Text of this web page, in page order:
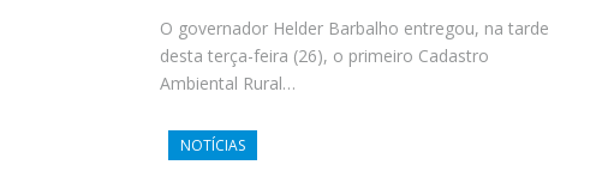
O governador Helder Barbalho entregou, na tarde
desta terça-feira (26), o primeiro Cadastro
Ambiental Rural…
NOTÍCIAS